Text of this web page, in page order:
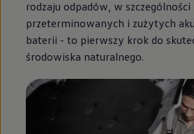
rodzaju odpadów, w szczególności
przeterminowanych i zużytych
baterii - to pierwszy krok do
środowiska naturalnego.